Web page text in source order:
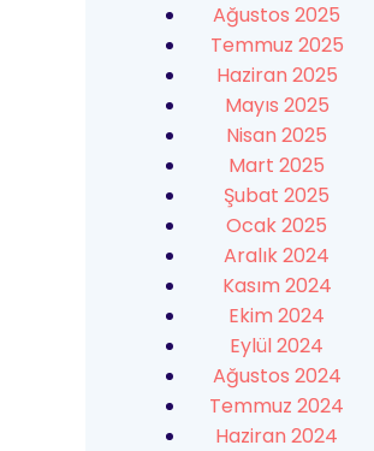
Ağustos 2025
Temmuz 2025
Haziran 2025
Mayıs 2025
Nisan 2025
Mart 2025
Şubat 2025
Ocak 2025
Aralık 2024
Kasım 2024
Ekim 2024
Eylül 2024
Ağustos 2024
Temmuz 2024
Haziran 2024